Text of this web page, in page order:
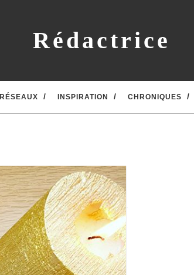
Rédactrice
RÉSEAUX INSPIRATION CHRONIQUES